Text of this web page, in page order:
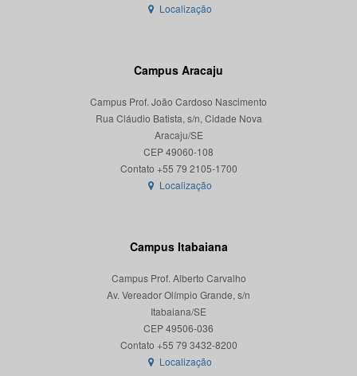
Localização
Campus Aracaju
Campus Prof. João Cardoso Nascimento
Rua Cláudio Batista, s/n, Cidade Nova
Aracaju/SE
CEP 49060-108
Localização
Campus Itabaiana
Campus Prof. Alberto Carvalho
Av. Vereador Olímpio Grande, s/n
Itabaiana/SE
CEP 49506-036
Localização